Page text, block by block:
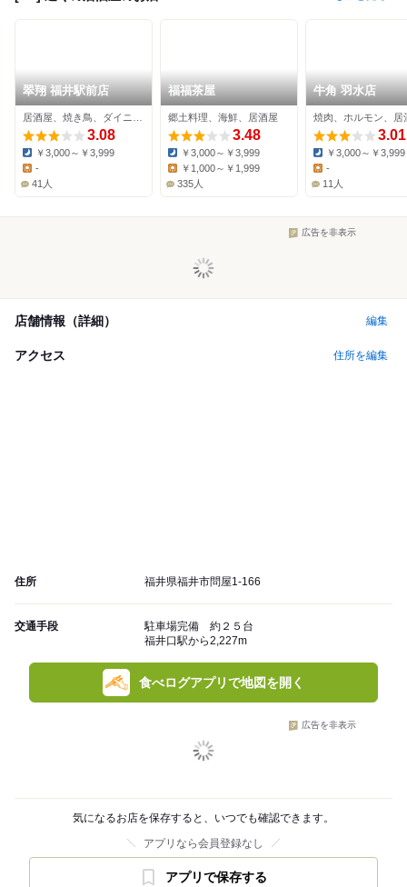
翠翔 福井駅前店
3.08
Dinner:
￥3,000～￥3,999
Lunch:
-
41人
福福茶屋
郷土料理、海鮮、居酒屋
3.48
Dinner:
￥3,000～￥3,999
￥1,000～￥1,999
335人
牛角 羽水店
焼肉、ホルモン、居
3.01
Dinner:
￥3,000～￥3,999
Lunch:
-
11人
広告を非表示
店舗情報（詳細） 編集
アクセス 住所を編集
住所 福井県福井市問屋1-166
交通手段
駐車場完備 約２５台
福井口駅から2,227m
食べログアプリで地図を開く
広告を非表示
気になるお店を保存すると、いつでも確認できます。
アプリなら会員登録なし
アプリで保存する